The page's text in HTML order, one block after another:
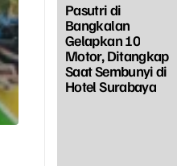
Pasutri di
Bangkalan
Gelapkan 10
Motor, Ditangkap
Saat Sembunyi di
Hotel Surabaya